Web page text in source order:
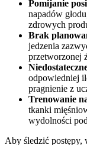
Pomijanie
napadów
zdrowych
Brak
jedzenia
przetworzonej
odpowiedniej
pragnienie z
Trenowanie
tkanki
wydolności
Aby śledzić postępy,